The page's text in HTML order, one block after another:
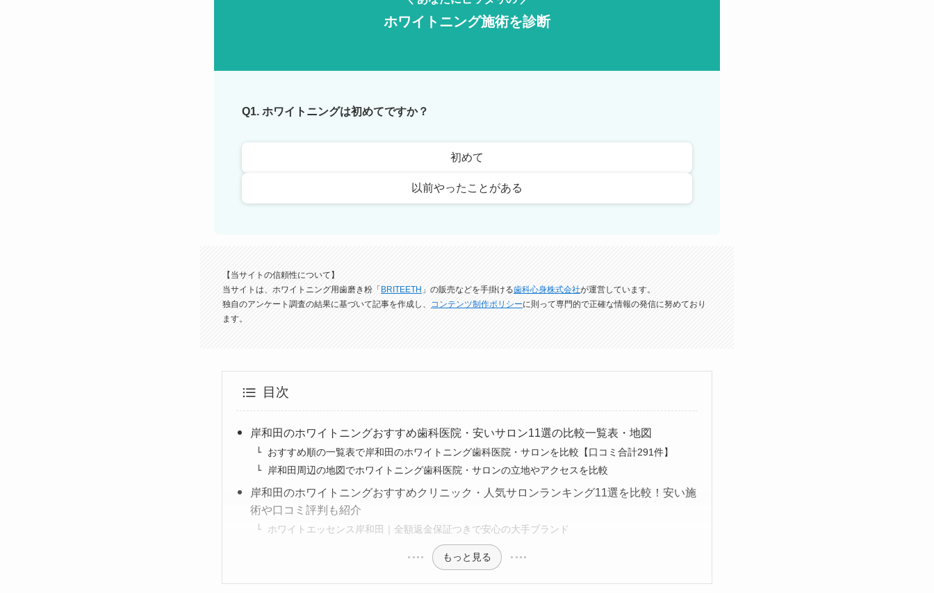
ホワイトニング施術を診断
Q1. ホワイトニングは初めてですか？
初めて
以前やったことがある
【当サイトの信頼性について】
当サイトは、ホワイトニング用歯磨き粉「 BRITEETH 」の販売などを手掛ける歯科心身株式会社が運営しています。
独自のアンケート調査の結果に基づいて記事を作成し、 コンテンツ制作ポリシーに則って専門的で正確な情報の発信に努めており
ます。
目次
岸和田のホワイトニングおすすめ歯科医院・安いサロン11選の比較一覧表・地図
おすすめ順の一覧表で岸和田のホワイトニング歯科医院・サロンを比較【口コミ合計291件】
岸和田周辺の地図でホワイトニング歯科医院・サロンの立地やアクセスを比較
岸和田のホワイトニングおすすめクリニック・人気サロンランキング11選を比較！安い施
術や口コミ評判も紹介
ホワイトエッセンス岸和田｜全額返金保証つきで安心の大手ブランド
もっと見る